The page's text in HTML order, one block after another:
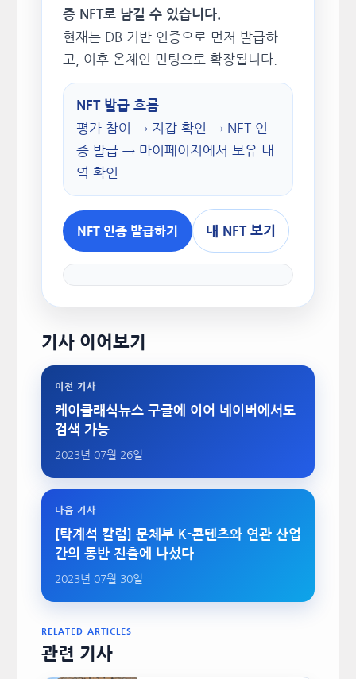
증 NFT로 남길 수 있습니다.
현재는 DB 기반 인증으로 먼저 발급하
고, 이후 온체인 민팅으로 확장됩니다.
NFT 발급 흐름
평가 참여 → 지갑 확인 → NFT 인
증 발급 → 마이페이지에서 보유 내
역 확인
NFT 인증 발급하기 내 NFT 보기
기사 이어보기
이전 기사
케이클래식뉴스 구글에 이어 네이버에서도
검색 가능
2023년 07월 26일
다음 기사
[탁계석 칼럼] 문체부 K-콘텐츠와 연관 산업
간의 동반 진출에 나섰다
2023년 07월 30일
RELATED ARTICLES
관련 기사